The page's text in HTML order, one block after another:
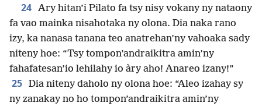
24 Ary hitan’i Pilato fa tsy nisy vokany ny nataony
fa vao mainka nisahotaka ny olona. Dia naka rano
izy, ka nanasa tanana teo anatrehan’ny vahoaka sady
niteny hoe: “Tsy tompon’andraikitra amin’ny
fahafatesan’io lehilahy io àry aho! Anareo izany!”
25 Dia niteny daholo ny olona hoe: “Aleo izahay sy
ny zanakay no ho tompon’andraikitra amin’ny